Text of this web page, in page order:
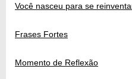
Você nasceu para se
Frases Fortes
Momento de Reflexão